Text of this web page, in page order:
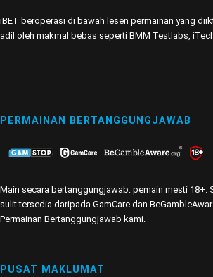
iBET beroperasi di bawah lesen permainan yang
adil oleh makmal bebas seperti BMM Testlabs,
PERMAINAN BERTANGGUNGJAWAB
Main secara bertanggungjawab: pemain mesti 18+.
sulit tersedia daripada GamCare dan
Permainan Bertanggungjawab kami.
PUSAT MAKLUMAT